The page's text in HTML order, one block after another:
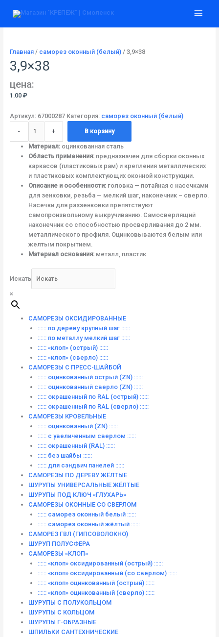
Главная/ саморез оконный (белый)/ 3,9×38
3,9×38
цена:
1.00 ₽
Артикул: 67000287 Категория: саморез оконный (белый)
-
товара
+ В корзину
Материал: оцинкованная сталь
Область применения: предназначен для сборки оконных
каркасов (пластиковых рам) и крепления металлических
и пластиковых комплектующих оконной конструкции.
Описание и особенности: головка — потайная с насечками
для зенковки, резьба — мелкий шаг, наконечник – сверло.
Насечки для раззенковки препятствуют
самопроизвольному выкручиванию. Самосверлящий
наконечник со способностью просверливания до 2 мм.
металлического профиля. Оцинковываются белым или
желтым покрытием.
Материал основания: металл, пластик
Искать
×
САМОРЕЗЫ ОКСИДИРОВАННЫЕ
:::::: по дереву крупный шаг ::::::
:::::: по металлу мелкий шаг ::::::
:::::: «клоп» (острый) ::::::
:::::: «клоп» (сверло) ::::::
САМОРЕЗЫ С ПРЕСС-ШАЙБОЙ
:::::: оцинкованный острый (ZN) ::::::
:::::: оцинкованный сверло (ZN) ::::::
:::::: окрашенный по RAL (острый) ::::::
:::::: окрашенный по RAL (сверло) ::::::
САМОРЕЗЫ КРОВЕЛЬНЫЕ
:::::: оцинкованный (ZN) ::::::
:::::: с увеличенным сверлом ::::::
:::::: окрашенный (RAL) ::::::
:::::: без шайбы ::::::
:::::: для сэндвич панелей ::::::
САМОРЕЗЫ ПО ДЕРЕВУ ЖЁЛТЫЕ
ШУРУПЫ УНИВЕРСАЛЬНЫЕ ЖЁЛТЫЕ
ШУРУПЫ ПОД КЛЮЧ «ГЛУХАРЬ»
САМОРЕЗЫ ОКОННЫЕ СО СВЕРЛОМ
:::::: саморез оконный белый ::::::
:::::: саморез оконный жёлтый ::::::
САМОРЕЗ ГВЛ (ГИПСОВОЛОКНО)
ШУРУП ПОЛУСФЕРА
САМОРЕЗЫ «КЛОП»
:::::: «клоп» оксидированный (острый) ::::::
:::::: «клоп» оксидированный (со сверлом) ::::::
:::::: «клоп» оцинкованный (острый) ::::::
:::::: «клоп» оцинкованный (сверло) ::::::
ШУРУПЫ С ПОЛУКОЛЬЦОМ
ШУРУПЫ С КОЛЬЦОМ
ШУРУПЫ Г-ОБРАЗНЫЕ
ШПИЛЬКИ САНТЕХНИЧЕСКИЕ